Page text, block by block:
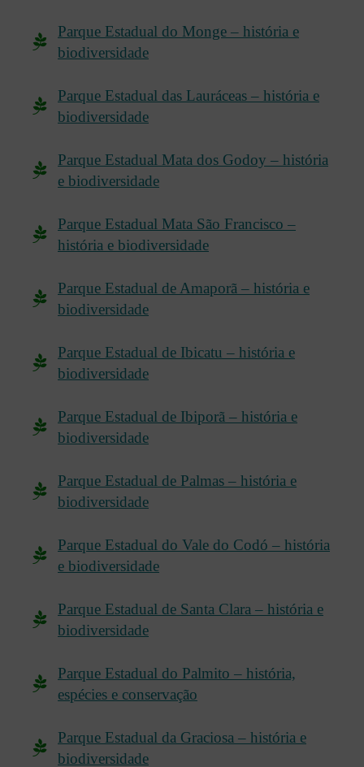
Parque Estadual do Monge – história e
biodiversidade
Parque Estadual das Lauráceas – história e
biodiversidade
Parque Estadual Mata dos Godoy – história
e biodiversidade
Parque Estadual Mata São Francisco –
história e biodiversidade
Parque Estadual de Amaporã – história e
biodiversidade
Parque Estadual de Ibicatu – história e
biodiversidade
Parque Estadual de Ibiporã – história e
biodiversidade
Parque Estadual de Palmas – história e
biodiversidade
Parque Estadual do Vale do Codó – história
e biodiversidade
Parque Estadual de Santa Clara – história e
biodiversidade
Parque Estadual do Palmito – história,
espécies e conservação
Parque Estadual da Graciosa – história e
biodiversidade